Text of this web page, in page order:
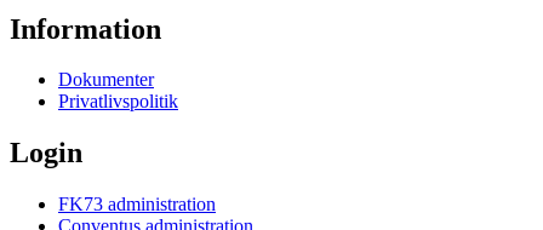
Information
Dokumenter
Privatlivspolitik
Login
FK73 administration